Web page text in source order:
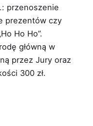
przenoszenie
prezentów czy
Ho Ho”.
główną w
przez Jury oraz
300 zł.